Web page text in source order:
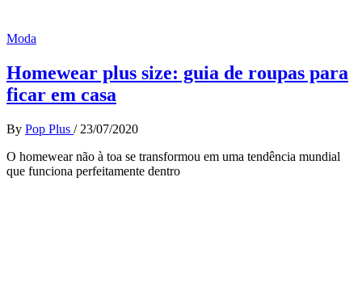
Moda
Homewear plus size: guia de roupas para
ficar em casa
By Pop Plus / 23/07/2020
O homewear não à toa se transformou em uma tendência mundial
que funciona perfeitamente dentro